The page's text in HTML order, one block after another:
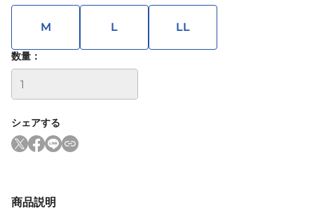
M L LL
数量：
シェアする
商品説明